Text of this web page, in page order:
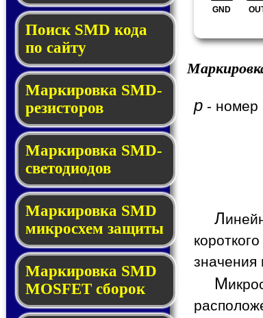
Поиск SMD ко­да
по сай­ту
Маркировка SMD-
ре­зис­то­ров
Маркировка SMD-
све­то­дио­дов
Мар­ки­ров­ка SMD
мик­рос­хем защиты
Мар­ки­ров­ка SMD
MOSFET сбо­рок
GND
p - номер
Л
значения
М